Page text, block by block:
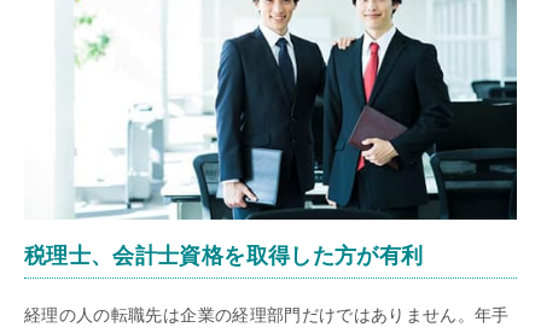
税理士、会計士資格を取得した方が有利
経理の人の転職先は企業の経理部門だけではありません。年手